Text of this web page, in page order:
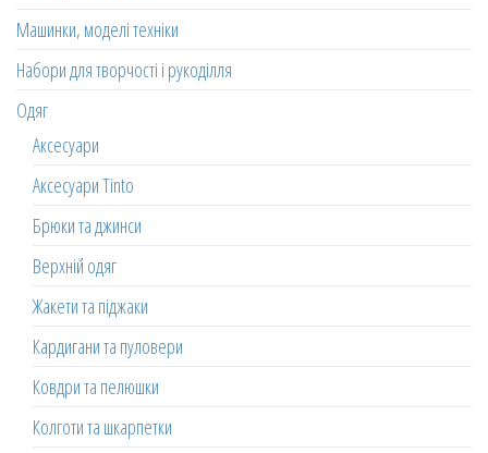
Машинки, моделі техніки
Набори для творчості і рукоділля
Одяг
Аксесуари
Аксесуари Tinto
Брюки та джинси
Верхній одяг
Жакети та піджаки
Кардигани та пуловери
Ковдри та пелюшки
Колготи та шкарпетки